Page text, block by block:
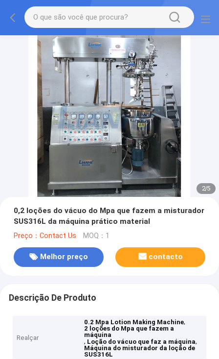
2/5
0,2 loções do vácuo do Mpa que fazem a misturador
SUS316L da máquina prático material
Preço：Contact Us MOQ：1
Melhor preço contacto
Descrição De Produto
Realçar
0.2 Mpa Lotion Making Machine,
2 loções do Mpa que fazem a
máquina
, Loção do vácuo que faz a máquina,
Máquina do misturador da loção de
SUS316L